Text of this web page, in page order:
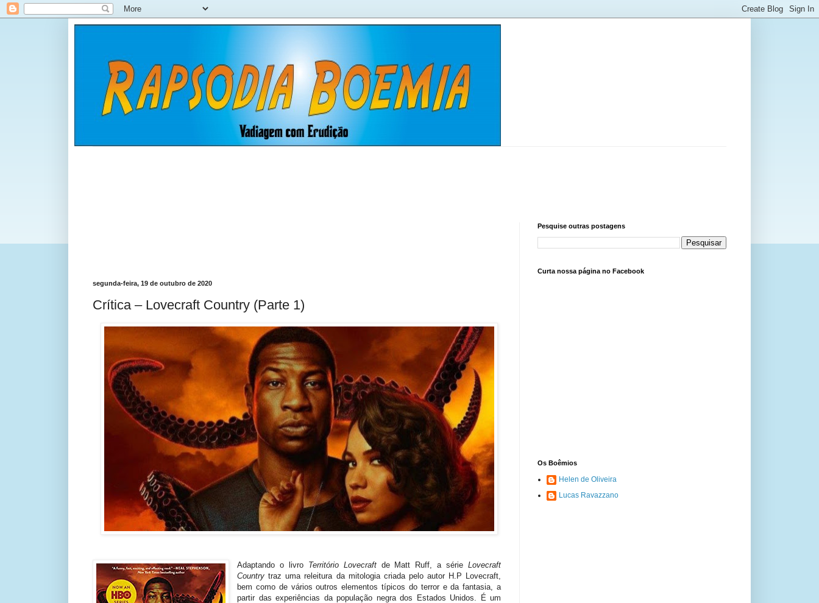
segunda-feira, 19 de outubro de 2020
Crítica – Lovecraft Country (Parte 1)
Adaptando o livro Território Lovecraft de Matt Ruff, a sérieLovecraft
Country traz uma releitura da mitologia criada pelo autor H.P Lovecraft,
bem como de vários outros elementos típicos do terror e da fantasia, a
partir das experiências da população negra dos Estados Unidos. É um
Pesquise outras postagens
Curta nossa página no Facebook
Os Boêmios
Helen de Oliveira
Lucas Ravazzano